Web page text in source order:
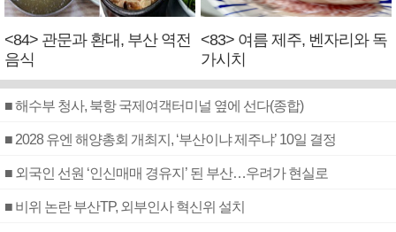
<84> 관문과 환대, 부산 역전
음식
<83> 여름 제주, 벤자리와 독
가시치
■ 해수부 청사, 북항 국제여객터미널 옆에 선다(종합)
■ 2028 유엔 해양총회 개최지, ‘부산이냐 제주냐’ 10일 결정
■ 외국인 선원 ‘인신매매 경유지’ 된 부산…우려가 현실로
■ 비위 논란 부산TP, 외부인사 혁신위 설치